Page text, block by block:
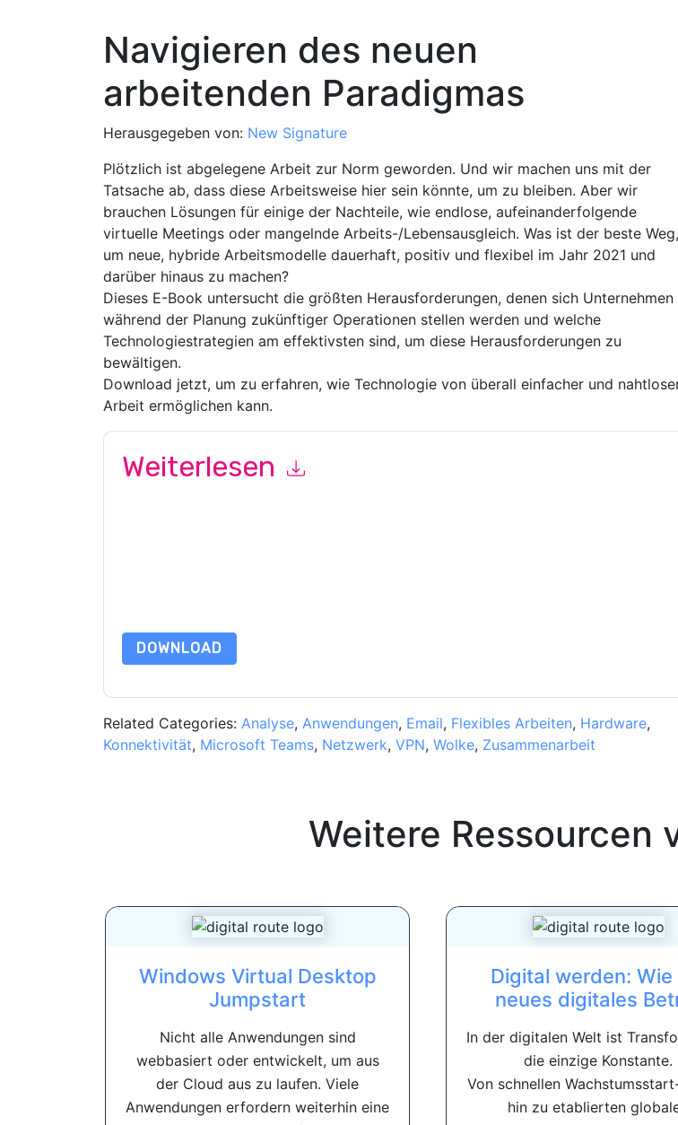
Navigieren des neuen
arbeitenden Paradigmas
Herausgegeben von: New Signature
Plötzlich ist abgelegene Arbeit zur Norm geworden. Und wir machen uns mit der
Tatsache ab, dass diese Arbeitsweise hier sein könnte, um zu bleiben. Aber wir
brauchen Lösungen für einige der Nachteile, wie endlose, aufeinanderfolgende
virtuelle Meetings oder mangelnde Arbeits-/Lebensausgleich. Was ist der beste Weg,
um neue, hybride Arbeitsmodelle dauerhaft, positiv und flexibel im Jahr 2021 und
darüber hinaus zu machen?
Dieses E-Book untersucht die größten Herausforderungen, denen sich Unternehmen
während der Planung zukünftiger Operationen stellen werden und welche
Technologiestrategien am effektivsten sind, um diese Herausforderungen zu
bewältigen.
Download jetzt, um zu erfahren, wie Technologie von überall einfacher und
Arbeit ermöglichen kann.
Weiterlesen
DOWNLOAD
Related Categories: Analyse, Anwendungen, Email, Flexibles Arbeiten, Hardware,
Konnektivität, Microsoft Teams, Netzwerk, VPN, Wolke, Zusammenarbeit
Weitere Ressourcen
Windows Virtual Desktop
Jumpstart
Nicht alle Anwendungen sind
webbasiert oder entwickelt, um aus
der Cloud aus zu laufen. Viele
Anwendungen erfordern weiterhin eine
Digital werden: Wie
neues digitales
In der digitalen Welt ist
die einzige Konstante.
Von schnellen
hin zu etablierten